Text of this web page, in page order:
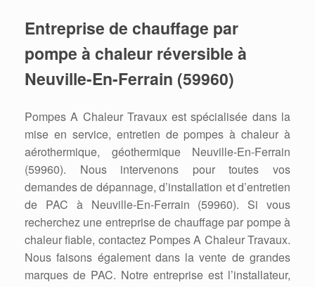
Entreprise de chauffage par
pompe à chaleur réversible à
Neuville-En-Ferrain (59960)
Pompes A Chaleur Travaux est spécialisée dans la
mise en service, entretien de pompes à chaleur à
aérothermique, géothermique Neuville-En-Ferrain
(59960). Nous intervenons pour toutes vos
demandes de dépannage, d’installation et d’entretien
de PAC à Neuville-En-Ferrain (59960). Si vous
recherchez une entreprise de chauffage par pompe à
chaleur fiable, contactez Pompes A Chaleur Travaux.
Nous faisons également dans la vente de grandes
marques de PAC. Notre entreprise est l’installateur,